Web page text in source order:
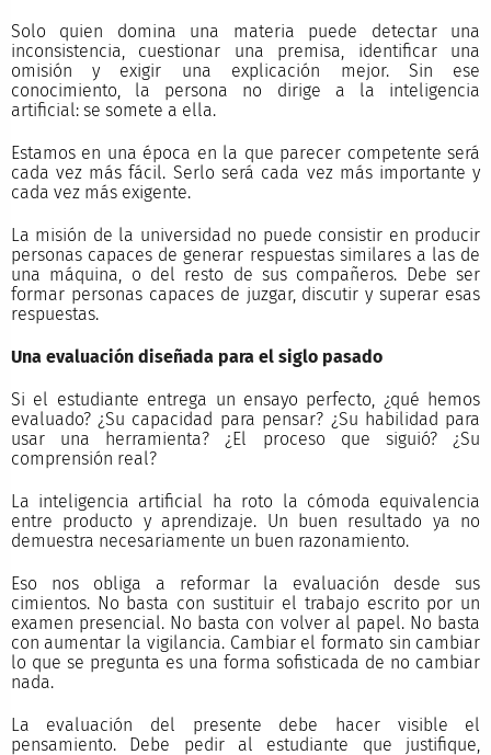
Solo quien domina una materia puede detectar una
inconsistencia, cuestionar una premisa, identificar una
omisión y exigir una explicación mejor. Sin ese
conocimiento, la persona no dirige a la inteligencia
artificial: se somete a ella.
Estamos en una época en la que parecer competente será
cada vez más fácil. Serlo será cada vez más importante y
cada vez más exigente.
La misión de la universidad no puede consistir en producir
personas capaces de generar respuestas similares a las de
una máquina, o del resto de sus compañeros. Debe ser
formar personas capaces de juzgar, discutir y superar esas
respuestas.
Una evaluación diseñada para el siglo pasado
Si el estudiante entrega un ensayo perfecto, ¿qué hemos
evaluado? ¿Su capacidad para pensar? ¿Su habilidad para
usar una herramienta? ¿El proceso que siguió? ¿Su
comprensión real?
La inteligencia artificial ha roto la cómoda equivalencia
entre producto y aprendizaje. Un buen resultado ya no
demuestra necesariamente un buen razonamiento.
Eso nos obliga a reformar la evaluación desde sus
cimientos. No basta con sustituir el trabajo escrito por un
examen presencial. No basta con volver al papel. No basta
con aumentar la vigilancia. Cambiar el formato sin cambiar
lo que se pregunta es una forma sofisticada de no cambiar
nada.
La evaluación del presente debe hacer visible el
pensamiento. Debe pedir al estudiante que justifique,